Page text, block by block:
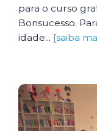
para o curso
Bonsucesso.
idade... [saiba